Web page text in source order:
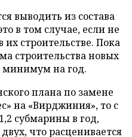
выводить из состава
в том случае, если не
строительстве. Пока
строительства новых
минимум на год.
плана по замене
на «Вирджиния», то с
субмарины в год,
что расценивается